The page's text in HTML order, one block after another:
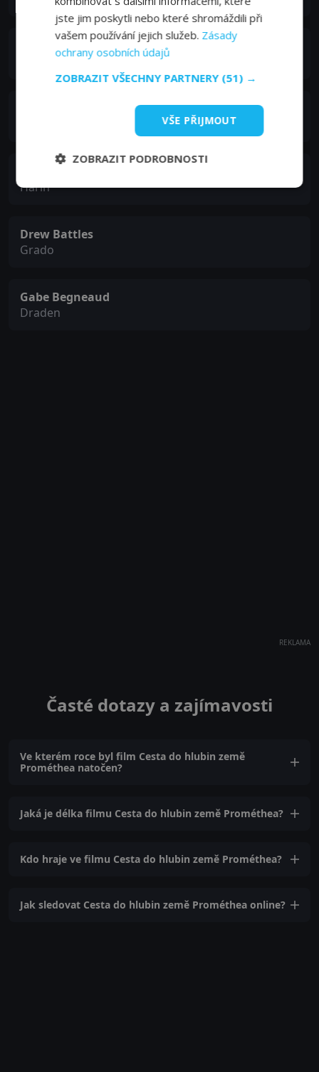
Jessica Heap
Harin
Drew Battles
Grado
Gabe Begneaud
Draden
REKLAMA
Časté dotazy a zajímavosti
Ve kterém roce byl film Cesta do hlubin země
Prométhea natočen?
Jaká je délka filmu Cesta do hlubin země Prométhea?
Kdo hraje ve filmu Cesta do hlubin země Prométhea?
Jak sledovat Cesta do hlubin země Prométhea online?
jste jim poskytli nebo které shromáždili při
vašem používání jejich služeb. Zásady
ochrany osobních údajů
ZOBRAZIT VŠECHNY PARTNERY (51) →
VŠE PŘIJMOUT
ZOBRAZIT PODROBNOSTI